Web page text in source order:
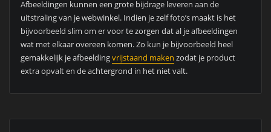
Afbeeldingen kunnen een grote bijdrage leveren aan de
uitstraling van je webwinkel. Indien je zelf foto’s maakt is het
bijvoorbeeld slim om er voor te zorgen dat al je afbeeldingen
wat met elkaar overeen komen. Zo kun je bijvoorbeeld heel
gemakkelijk je afbeeldingvrijstaand maken zodat je product
extra opvalt en de achtergrond in het niet valt.